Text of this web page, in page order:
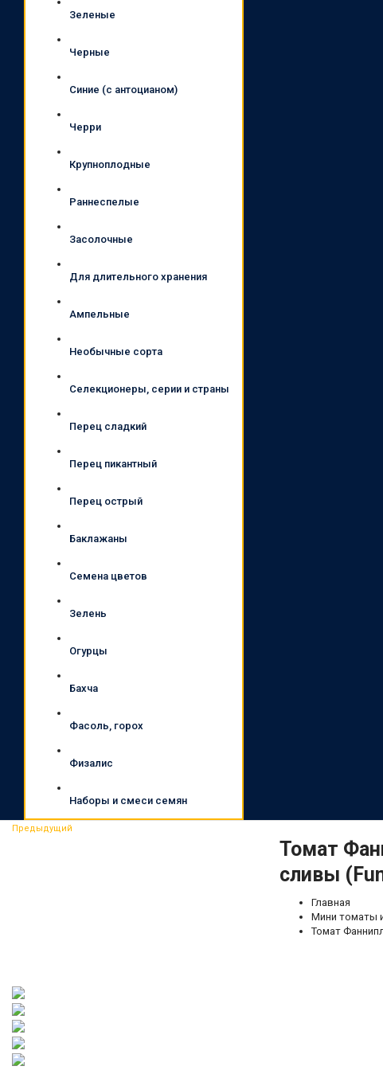
Зеленые
Черные
Синие (с антоцианом)
Черри
Крупноплодные
Раннеспелые
Засолочные
Для длительного хранения
Ампельные
Необычные сорта
Селекционеры, серии и страны
Перец сладкий
Перец пикантный
Перец острый
Баклажаны
Семена цветов
Зелень
Огурцы
Бахча
Фасоль, горох
Физалис
Наборы и смеси семян
Предыдущий
Томат
сливы
Главная
Мини томаты
Томат